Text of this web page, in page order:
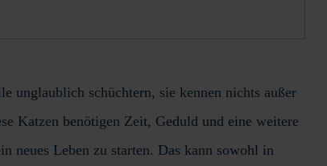
unglaublich schüchtern, sie kennen nichts außer
Katzen benötigen Zeit, Geduld und eine weitere
neues Leben zu starten. Das kann sowohl in